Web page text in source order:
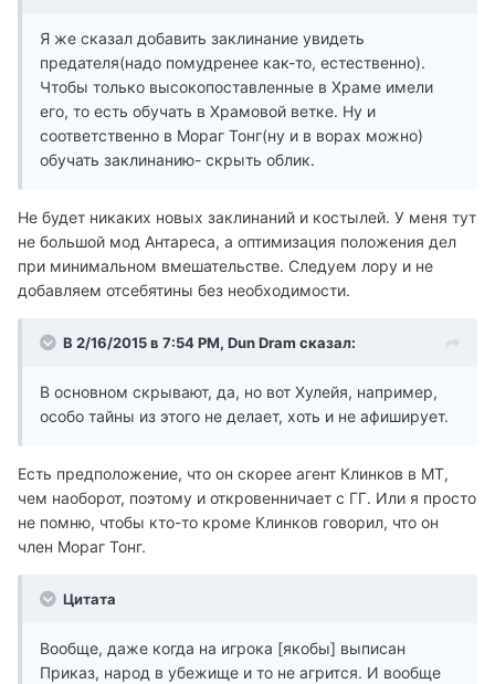
Я же сказал добавить заклинание увидеть
предателя(надо помудренее как-то, естественно).
Чтобы только высокопоставленные в Храме имели
его, то есть обучать в Храмовой ветке. Ну и
соответственно в Мораг Тонг(ну и в ворах можно)
обучать заклинанию- скрыть облик.
Не будет никаких новых заклинаний и костылей. У меня тут
не большой мод Антареса, а оптимизация положения дел
при минимальном вмешательстве. Следуем лору и не
добавляем отсебятины без необходимости.
В 2/16/2015 в 7:54 PM, Dun Dram сказал:
В основном скрывают, да, но вот Хулейя, например,
особо тайны из этого не делает, хоть и не афиширует.
Есть предположение, что он скорее агент Клинков в МТ,
чем наоборот, поэтому и откровенничает с ГГ. Или я просто
не помню, чтобы кто-то кроме Клинков говорил, что он
член Мораг Тонг.
Цитата
Вообще, даже когда на игрока [якобы] выписан
Приказ, народ в убежище и то не агрится. И вообще